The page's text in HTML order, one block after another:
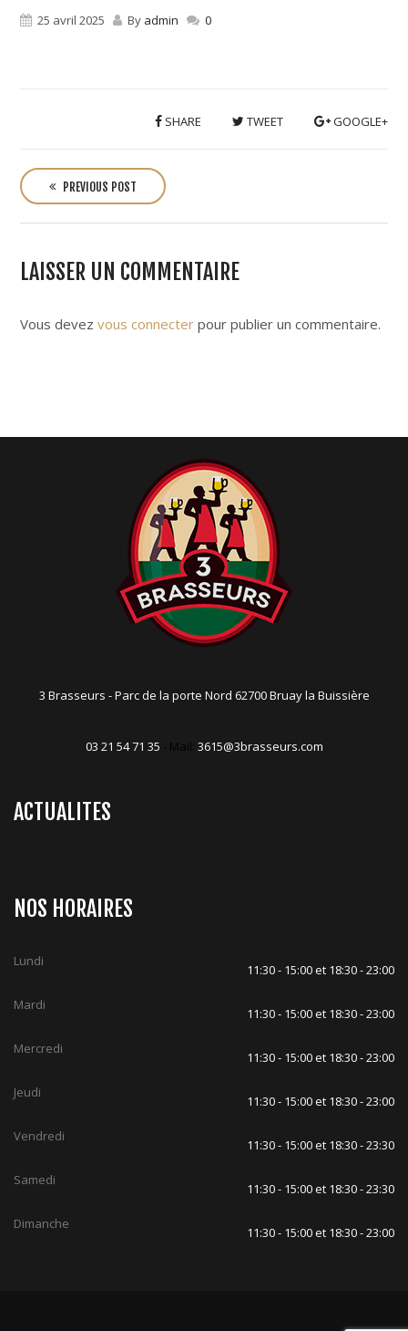
25 avril 2025 By admin 0
SHARE TWEET GOOGLE+
o
s
t
n
a
i
o
PREVIOUS POST
LAISSER UN COMMENTAIRE
Vous devez vous connecterpour publier un commentaire.
3 Brasseurs - Parc de la porte Nord 62700 Bruay la Buissière
03 21 54 71 35 - Mail: 3615@3brasseurs.com
ACTUALITES
NOS HORAIRES
Lundi
11:30 - 15:00 et 18:30 - 23:00
Mardi
11:30 - 15:00 et 18:30 - 23:00
Mercredi
11:30 - 15:00 et 18:30 - 23:00
Jeudi
11:30 - 15:00 et 18:30 - 23:00
Vendredi
11:30 - 15:00 et 18:30 - 23:30
Samedi
11:30 - 15:00 et 18:30 - 23:30
Dimanche
11:30 - 15:00 et 18:30 - 23:00